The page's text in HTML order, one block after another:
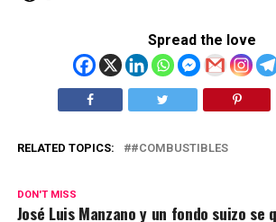
Spread the love
RELATED TOPICS: #COMBUSTIBLES
DON'T MISS
José Luis Manzano y un fondo suizo se